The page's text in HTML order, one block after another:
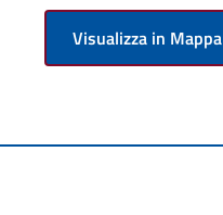
Visualizza in Mappa